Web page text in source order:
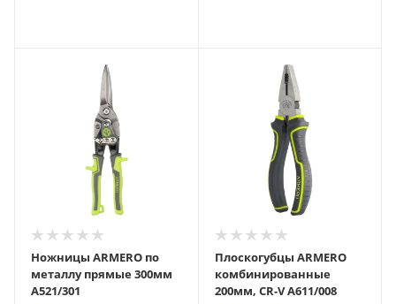
Ножницы ARMERO по
металлу прямые 300мм
A521/301
Плоскогубцы ARMERO
комбинированные
200мм, CR-V A611/008